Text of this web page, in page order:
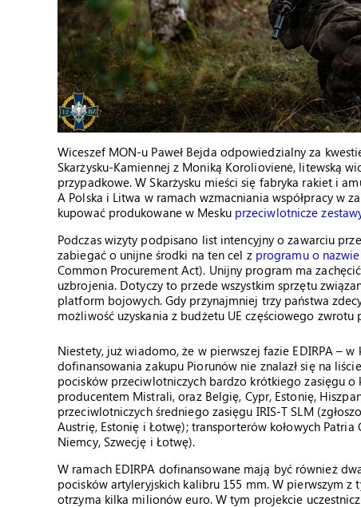
Wiceszef MON-u Paweł Bejda odpowiedzialny za
Skarżysku-Kamiennej z Moniką Koroliovienė, litewską
przypadkowe. W Skarżysku mieści się fabryka rakiet i
A Polska i Litwa w ramach wzmacniania współpracy w
kupować produkowane w Mesku przeciwlotnicze
Podczas wizyty podpisano list intencyjny o zawarciu
zabiegać o unijne środki na ten cel z programu o nazwie
Common Procurement Act). Unijny program ma
uzbrojenia. Dotyczy to przede wszystkim sprzętu
platform bojowych. Gdy przynajmniej trzy państwa
możliwość uzyskania z budżetu UE częściowego zwrotu
Niestety, już wiadomo, że w pierwszej fazie EDIRPA –
dofinansowania zakupu Piorunów nie znalazł się na
pocisków przeciwlotniczych bardzo krótkiego zasięgu o
producentem Mistrali, oraz Belgię, Cypr, Estonię,
przeciwlotniczych średniego zasięgu IRIS-T SLM
Austrię, Estonię i Łotwę); transporterów kołowych
Niemcy, Szwecję i Łotwę).
W ramach EDIRPA dofinansowane mają być również
pocisków artyleryjskich kalibru 155 mm. W pierwszym
otrzyma kilka milionów euro. W tym projekcie